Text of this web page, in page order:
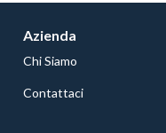
Azienda
Chi Siamo
Contattaci